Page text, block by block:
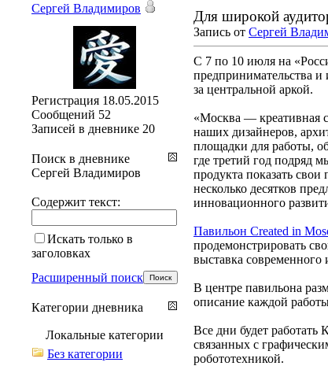
Для широкой
Запись от Сергей
С 7 по 10 июля на
предпринимательства
за центральной аркой.
«Москва — креативная
наших дизайнеров,
площадки для работы,
где третий год подряд
продукта показать
несколько десятков
инновационного
Павильон Created in
продемонстрировать
выставка современного
В центре павильона
описание каждой
Все дни будет работать
связанных с
робототехникой.
Сергей Владимиров
Регистрация 18.05.2015
Сообщений 52
Записей в дневнике 20
Поиск в дневнике
Сергей Владимиров
Содержит текст:
Искать только в
заголовках
Расширенный поиск
Категории дневника
Локальные категории
Без категории